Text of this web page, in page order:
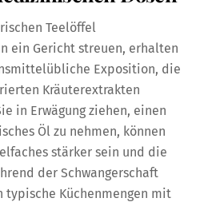
Teelöffel
ein Gericht streuen, erhalten
Exposition, die
Kräuterextrakten
in Erwägung ziehen, einen
Öl zu nehmen, können
stärker sein und die
der Schwangerschaft
typische Küchenmengen mit